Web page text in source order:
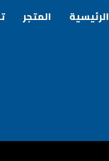
الرئيسية المتجر